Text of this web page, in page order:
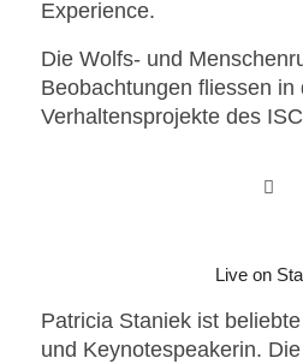
Experience.
Die Wolfs- und
Beobachtungen fliessen in
Verhaltensprojekte des
Live on
Patricia Staniek ist
und Keynotespeakerin.